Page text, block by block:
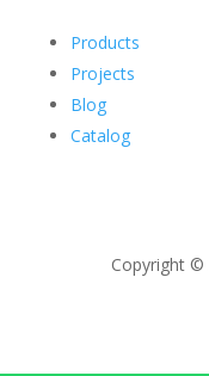
Products
Projects
Blog
Catalog
Copyright ©